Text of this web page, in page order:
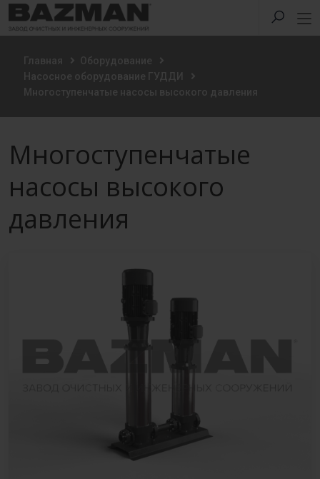
Главная
Оборудование
Насосное оборудование ГУДДИ
Многоступенчатые насосы высокого давления
Многоступенчатые
насосы высокого
давления